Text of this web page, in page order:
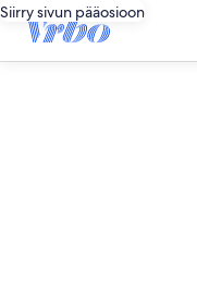
Siirry sivun pääosioon